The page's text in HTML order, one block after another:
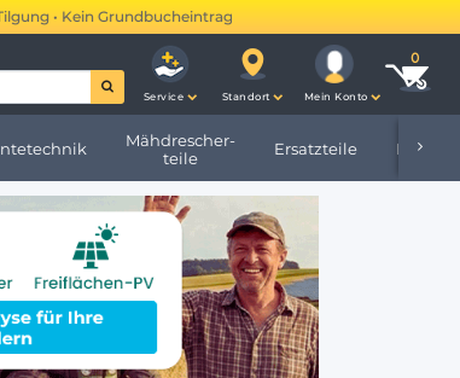
Grundbucheintrag • Mehr erfahren →
Service Standort Mein Konto
Mähdrescher-
teile
Ersatzteile